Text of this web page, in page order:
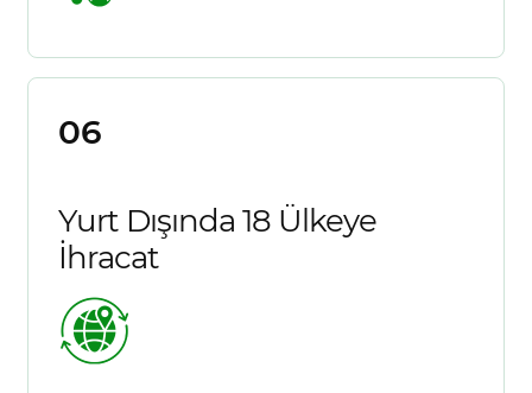
06
Yurt Dışında 18 Ülkeye
İhracat